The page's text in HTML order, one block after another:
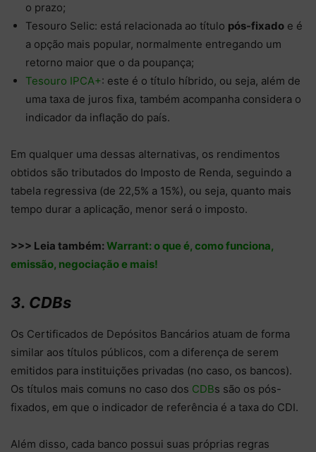
o prazo;
Tesouro Selic: está relacionada ao título pós-fixado e é
a opção mais popular, normalmente entregando um
retorno maior que o da poupança;
Tesouro IPCA+: este é o título híbrido, ou seja, além de
uma taxa de juros fixa, também acompanha considera o
indicador da inflação do país.
Em qualquer uma dessas alternativas, os rendimentos
obtidos são tributados do Imposto de Renda, seguindo a
tabela regressiva (de 22,5% a 15%), ou seja, quanto mais
tempo durar a aplicação, menor será o imposto.
>>> Leia também: Warrant: o que é, como funciona,
emissão, negociação e mais!
3. CDBs
Os Certificados de Depósitos Bancários atuam de forma
similar aos títulos públicos, com a diferença de serem
emitidos para instituições privadas (no caso, os bancos).
Os títulos mais comuns no caso dos CDBs são os pós-
fixados, em que o indicador de referência é a taxa do CDI.
Além disso, cada banco possui suas próprias regras